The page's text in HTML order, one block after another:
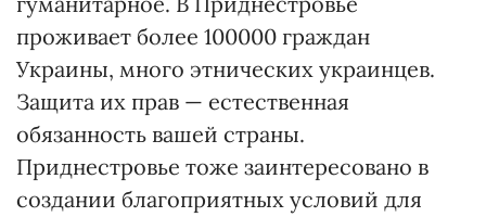
проживает более 100000 граждан
Украины, много этнических украинцев.
Защита их прав — естественная
обязанность вашей страны.
Приднестровье тоже заинтересовано в
создании благоприятных условий для